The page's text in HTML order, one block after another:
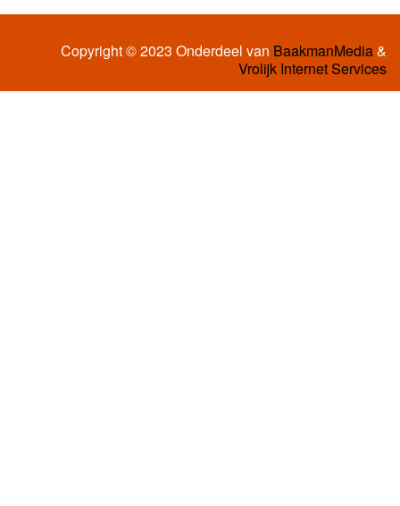
Copyright © 2023 Onderdeel van BaakmanMedia&
Vrolijk Internet Services